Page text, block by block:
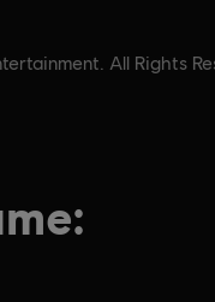
All Rights